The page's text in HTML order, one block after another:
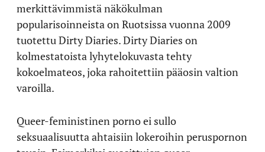
merkittävimmistä näkökulman
popularisoinneista on Ruotsissa vuonna 2009
tuotettu Dirty Diaries. Dirty Diaries on
kolmestatoista lyhytelokuvasta tehty
kokoelmateos, joka rahoitettiin pääosin valtion
varoilla.
Queer-feministinen porno ei sullo
seksuaalisuutta ahtaisiin lokeroihin peruspornon